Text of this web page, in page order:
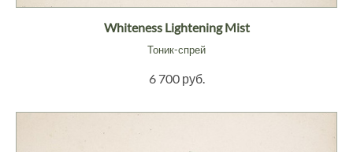
Whiteness Lightening Mist
Тоник-спрей
6 700 руб.